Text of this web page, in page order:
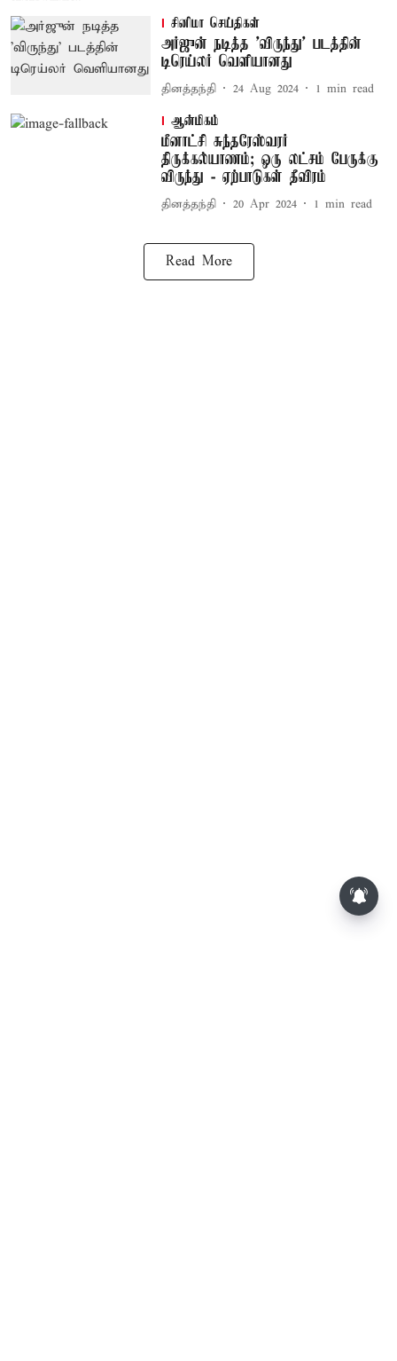
சினிமா செய்திகள்
அர்ஜுன் நடித்த 'விருந்து' படத்தின்
டிரெய்லர் வெளியானது
தினத்தந்தி 24 Aug 2024 1 min read
ஆன்மிகம்
மீனாட்சி சுந்தரேஸ்வரர்
திருக்கல்யாணம்; ஒரு லட்சம் பேருக்கு
விருந்து - ஏற்பாடுகள் தீவிரம்
தினத்தந்தி 20 Apr 2024 1 min read
Read More